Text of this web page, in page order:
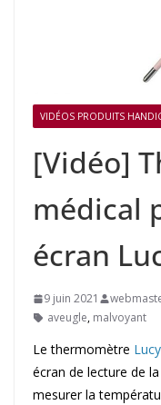
VIDÉOS PRODUITS
[Vidéo]
médical
écran
9 juin 2021
aveugle, malvoyant
Le thermomètre Lucy
écran de lecture de
mesurer la